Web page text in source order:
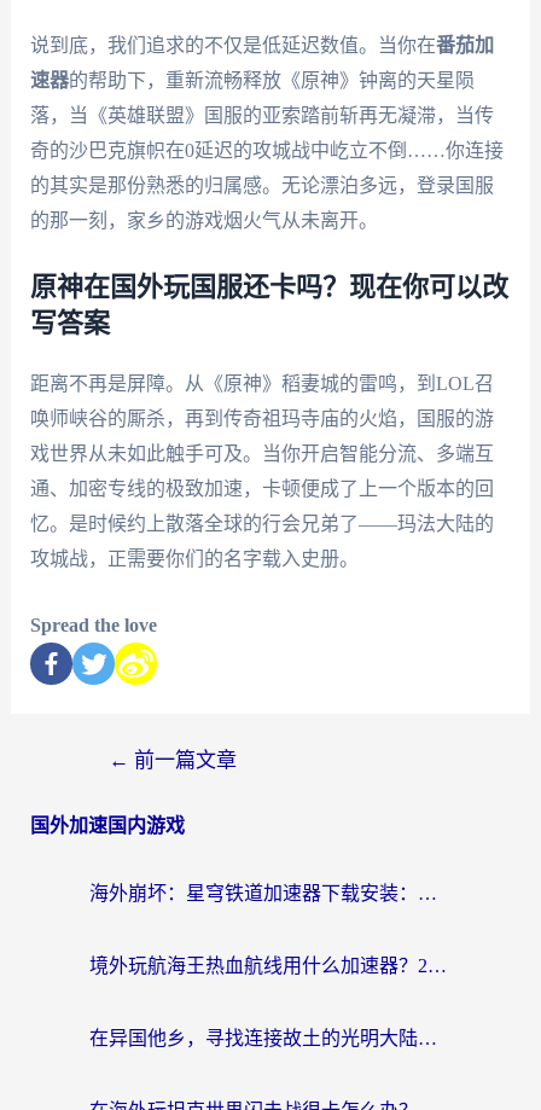
说到底，我们追求的不仅是低延迟数值。当你在番茄加
速器的帮助下，重新流畅释放《原神》钟离的天星陨
落，当《英雄联盟》国服的亚索踏前斩再无凝滞，当传
奇的沙巴克旗帜在0延迟的攻城战中屹立不倒……你连接
的其实是那份熟悉的归属感。无论漂泊多远，登录国服
的那一刻，家乡的游戏烟火气从未离开。
原神在国外玩国服还卡吗？现在你可以改
写答案
距离不再是屏障。从《原神》稻妻城的雷鸣，到LOL召
唤师峡谷的厮杀，再到传奇祖玛寺庙的火焰，国服的游
戏世界从未如此触手可及。当你开启智能分流、多端互
通、加密专线的极致加速，卡顿便成了上一个版本的回
忆。是时候约上散落全球的行会兄弟了——玛法大陆的
攻城战，正需要你们的名字载入史册。
Spread the love
← 前一篇文章
国外加速国内游戏
海外崩坏：星穹铁道加速器下载安装：一份给游子的终极网络指南
境外玩航海王热血航线用什么加速器？2026海外玩家实测最优方案（附欧洲问道堡垒前线加速技巧）
在异国他乡，寻找连接故土的光明大陆免费加速器